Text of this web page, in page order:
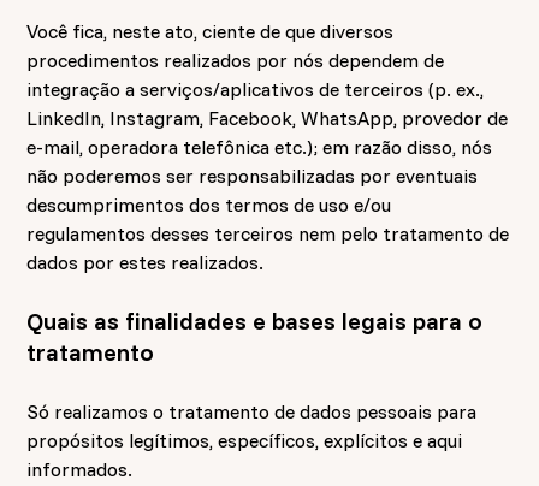
Você fica, neste ato, ciente de que diversos
procedimentos realizados por nós dependem de
integração a serviços/aplicativos de terceiros (p. ex.,
LinkedIn, Instagram, Facebook, WhatsApp, provedor de
e-mail, operadora telefônica etc.); em razão disso, nós
não poderemos ser responsabilizadas por eventuais
descumprimentos dos termos de uso e/ou
regulamentos desses terceiros nem pelo tratamento de
dados por estes realizados.
Quais as finalidades e bases legais para o
tratamento
Só realizamos o tratamento de dados pessoais para
propósitos legítimos, específicos, explícitos e aqui
informados.